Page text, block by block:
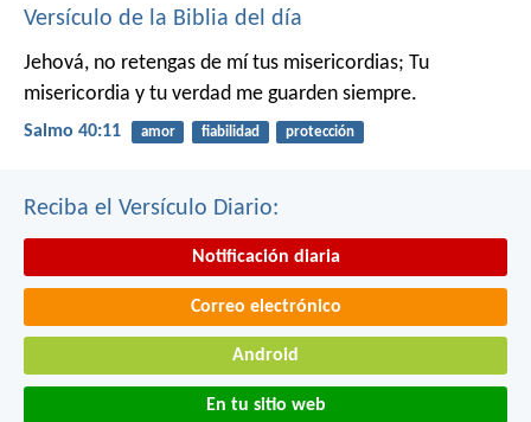
Versículo de la Biblia del día
Jehová, no retengas de mí tus misericordias; Tu
misericordia y tu verdad me guarden siempre.
Salmo 40:11 amor fiabilidad protección
Reciba el Versículo Diario:
Notificación diaria
Correo electrónico
Android
En tu sitio web